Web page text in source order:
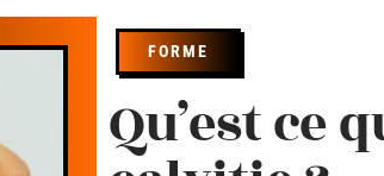
FORME
Qu’est ce